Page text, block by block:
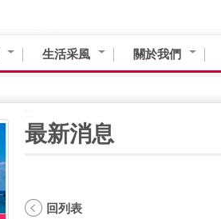
生活采風 關於我們
最新消息
回列表